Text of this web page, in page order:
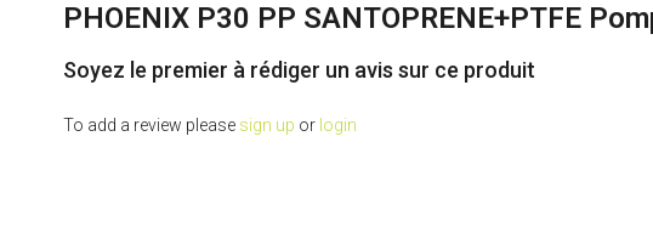
PHOENIX P30 PP SANTOPRENE+PTFE
Soyez le premier à rédiger un avis sur ce produit
To add a review please sign up or login